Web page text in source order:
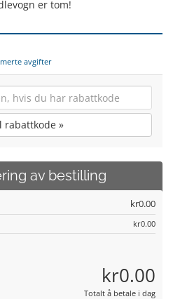
er tom!
avgifter
rabattkode »
av bestilling
kr0.00
kr0.00
kr0.00
Totalt å betale i dag